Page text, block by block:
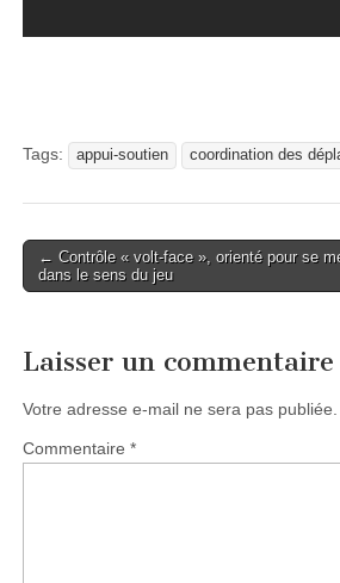
Tags: appui-soutien coordination des
Post
navigation
← Contrôle « volt-face », orienté pour se
dans le sens du jeu
Laisser un commentaire
Votre adresse e-mail ne sera pas publiée.
Commentaire *